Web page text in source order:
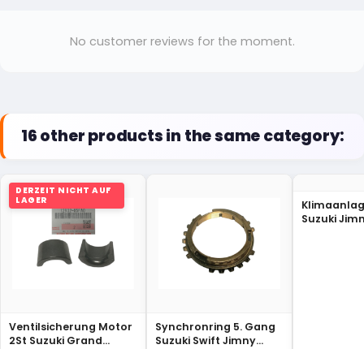
No customer reviews for the moment.
16 other products in the same category:
DERZEIT NICHT AUF
LAGER
Ventilsicherung Motor
2St Suzuki Grand
Synchronring 5. Gang
Suzuki Swift Jimny
Suzuki